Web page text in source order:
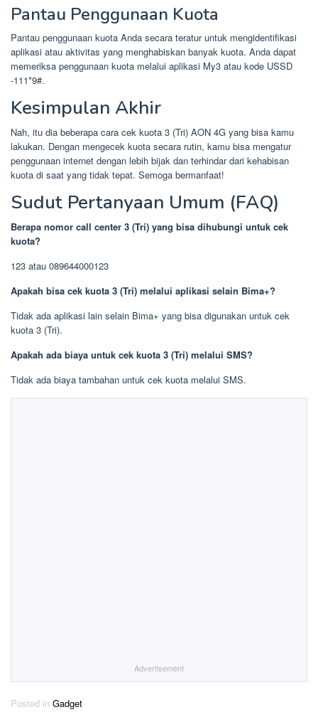
Pantau Penggunaan Kuota
Pantau penggunaan kuota Anda secara teratur untuk mengidentifikasi
aplikasi atau aktivitas yang menghabiskan banyak kuota. Anda dapat
memeriksa penggunaan kuota melalui aplikasi My3 atau kode USSD
-111*9#.
Kesimpulan Akhir
Nah, itu dia beberapa cara cek kuota 3 (Tri) AON 4G yang bisa kamu
lakukan. Dengan mengecek kuota secara rutin, kamu bisa mengatur
penggunaan internet dengan lebih bijak dan terhindar dari kehabisan
kuota di saat yang tidak tepat. Semoga bermanfaat!
Sudut Pertanyaan Umum (FAQ)
Berapa nomor call center 3 (Tri) yang bisa dihubungi untuk cek
kuota?
123 atau 089644000123
Apakah bisa cek kuota 3 (Tri) melalui aplikasi selain Bima+?
Tidak ada aplikasi lain selain Bima+ yang bisa digunakan untuk cek
kuota 3 (Tri).
Apakah ada biaya untuk cek kuota 3 (Tri) melalui SMS?
Tidak ada biaya tambahan untuk cek kuota melalui SMS.
Advertisement
Posted in Gadget